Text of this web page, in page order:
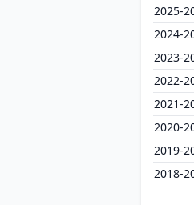
2025-
2024-
2023-
2022-
2021-
2020-
2019-
2018-